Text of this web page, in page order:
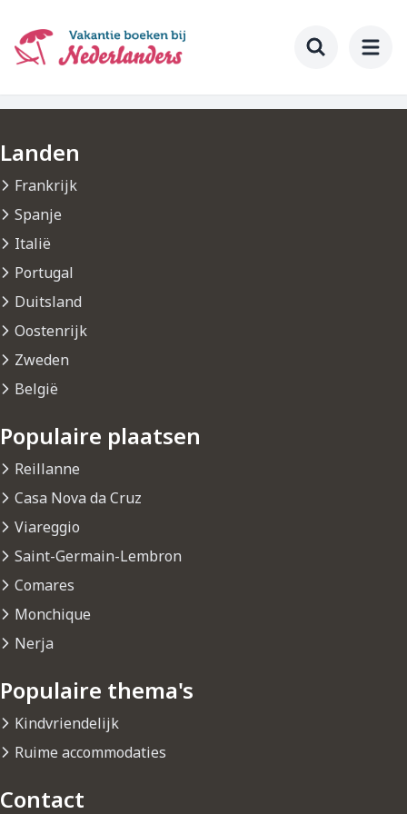
naar
hoofdinhoud
Landen
Frankrijk
Spanje
Italië
Portugal
Duitsland
Oostenrijk
Zweden
België
Populaire plaatsen
Reillanne
Casa Nova da Cruz
Viareggio
Saint-Germain-Lembron
Comares
Monchique
Nerja
Populaire thema's
Kindvriendelijk
Ruime accommodaties
Contact